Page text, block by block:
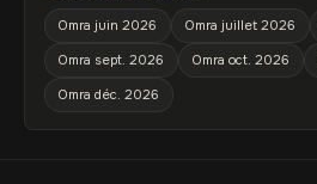
Omra juin 2026 Omra juillet 2026
Omra sept. 2026 Omra oct. 2026
Omra déc. 2026